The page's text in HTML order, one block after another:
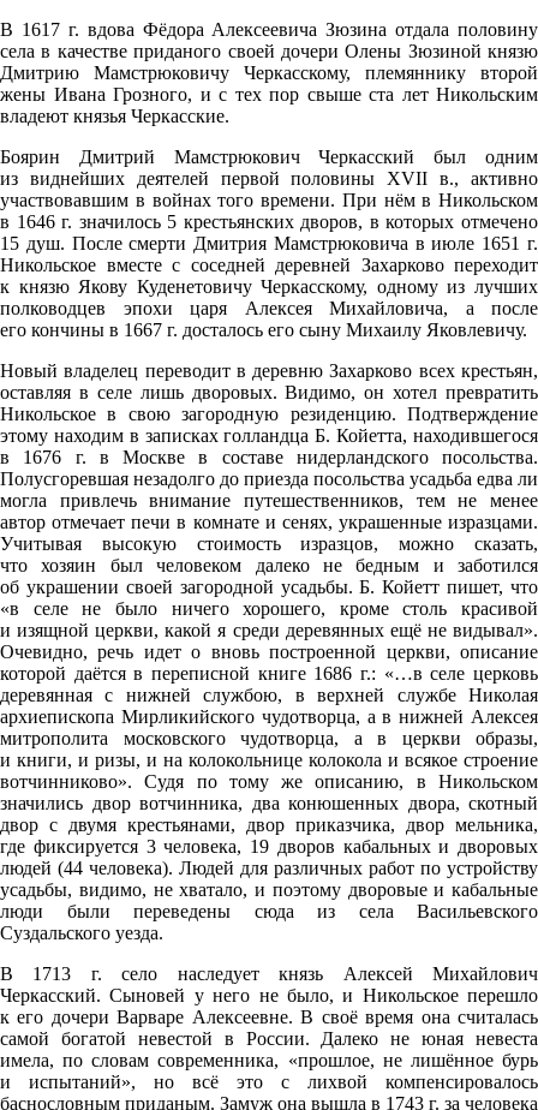
В 1617 г. вдова Фёдора Алексеевича Зюзина отдала половину
села в качестве приданого своей дочери Олены Зюзиной князю
Дмитрию Мамстрюковичу Черкасскому, племяннику второй
жены Ивана Грозного, и с тех пор свыше ста лет Никольским
владеют князья Черкасские.
Боярин Дмитрий Мамстрюкович Черкасский был одним
из виднейших деятелей первой половины XVII в., активно
участвовавшим в войнах того времени. При нём в Никольском
в 1646 г. значилось 5 крестьянских дворов, в которых отмечено
15 душ. После смерти Дмитрия Мамстрюковича в июле 1651 г.
Никольское вместе с соседней деревней Захарково переходит
к князю Якову Куденетовичу Черкасскому, одному из лучших
полководцев эпохи царя Алексея Михайловича, а после
его кончины в 1667 г. досталось его сыну Михаилу Яковлевичу.
Новый владелец переводит в деревню Захарково всех крестьян,
оставляя в селе лишь дворовых. Видимо, он хотел превратить
Никольское в свою загородную резиденцию. Подтверждение
этому находим в записках голландца Б. Койетта, находившегося
в 1676 г. в Москве в составе нидерландского посольства.
Полусгоревшая незадолго до приезда посольства усадьба едва ли
могла привлечь внимание путешественников, тем не менее
автор отмечает печи в комнате и сенях, украшенные изразцами.
Учитывая высокую стоимость изразцов, можно сказать,
что хозяин был человеком далеко не бедным и заботился
об украшении своей загородной усадьбы. Б. Койетт пишет, что
«в селе не было ничего хорошего, кроме столь красивой
и изящной церкви, какой я среди деревянных ещё не видывал».
Очевидно, речь идет о вновь построенной церкви, описание
которой даётся в переписной книге 1686 г.: «…в селе церковь
деревянная с нижней службою, в верхней службе Николая
архиепископа Мирликийского чудотворца, а в нижней Алексея
митрополита московского чудотворца, а в церкви образы,
и книги, и ризы, и на колокольнице колокола и всякое строение
вотчинниково». Судя по тому же описанию, в Никольском
значились двор вотчинника, два конюшенных двора, скотный
двор с двумя крестьянами, двор приказчика, двор мельника,
где фиксируется 3 человека, 19 дворов кабальных и дворовых
людей (44 человека). Людей для различных работ по устройству
усадьбы, видимо, не хватало, и поэтому дворовые и кабальные
люди были переведены сюда из села Васильевского
Суздальского уезда.
В 1713 г. село наследует князь Алексей Михайлович
Черкасский. Сыновей у него не было, и Никольское перешло
к его дочери Варваре Алексеевне. В своё время она считалась
самой богатой невестой в России. Далеко не юная невеста
имела, по словам современника, «прошлое, не лишённое бурь
и испытаний», но всё это с лихвой компенсировалось
баснословным приданым. Замуж она вышла в 1743 г. за человека